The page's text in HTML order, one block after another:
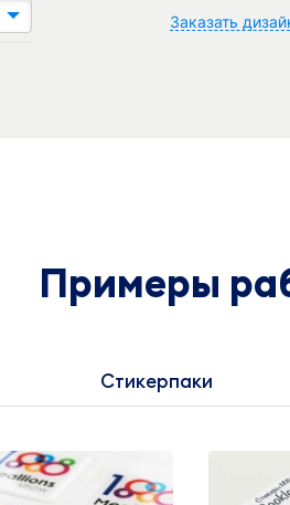
Заказать
Примеры
Стикерпаки